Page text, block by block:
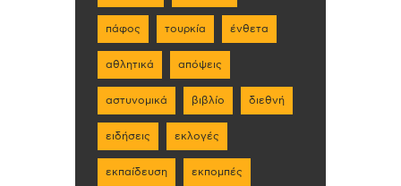
πάφος τουρκία ένθετα
αθλητικά απόψεις
αστυνομικά βιβλίο διεθνή
ειδήσεις εκλογές
εκπαίδευση εκπομπές